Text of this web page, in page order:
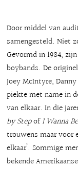
Door middel van
samengesteld. Niet
Gevormd in 1984,
boybands. De
Joey McIntyre,
piekte met name in
van elkaar. In die
by StepofI Wanna
trouwens maar voor
elkaar’. Sommige
bekende